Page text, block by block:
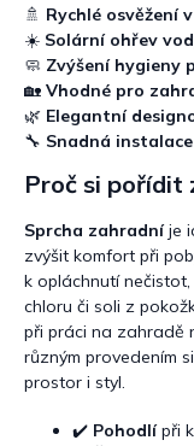
🚿 Rychlé osvěžení
☀️ Solární ohřev
🧼 Zvýšení hygieny
🏡 Vhodné pro
🌿 Elegantní
🔧 Snadná
Proč si pořídit
Sprcha zahradníje
zvýšit komfort při
k opláchnutí
chloru či soli z
při práci na zahradě
různým provedením
prostor i styl.
✔️ Pohodlípři